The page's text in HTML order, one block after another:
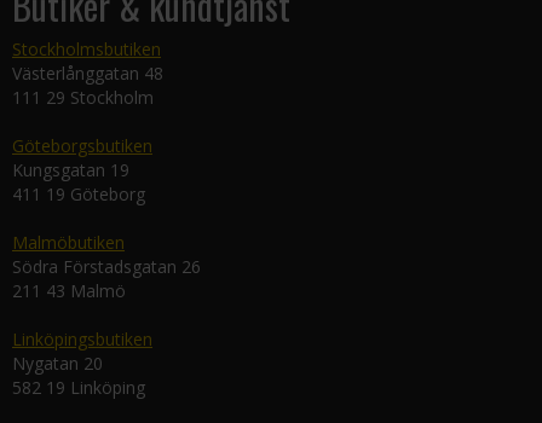
Stockholmsbutiken
Västerlånggatan 48
111 29 Stockholm
Göteborgsbutiken
Kungsgatan 19
411 19 Göteborg
Malmöbutiken
Södra Förstadsgatan 26
211 43 Malmö
Linköpingsbutiken
Nygatan 20
582 19 Linköping